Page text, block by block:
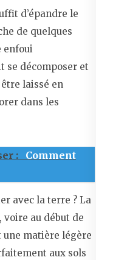
d’épandre le
de quelques
enfoui
se décomposer et
laissé en
dans les
:
Comment
avec la terre ? La
voire au début de
une matière légère
aux sols